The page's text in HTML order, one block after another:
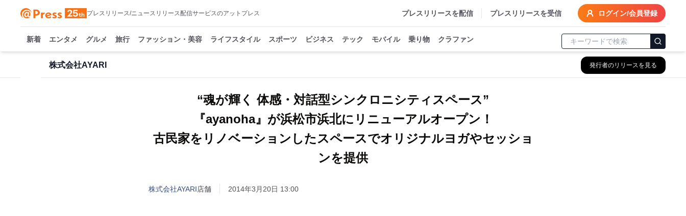
プレスリリース/ニュースリリース配信サービスのアットプレス プレスリリースを配信 プレスリリースを受信 ログイン/会員登録
新着 エンタメ グルメ 旅行 ファッション・美容 ライフスタイル スポーツ ビジネス テック モバイル 乗り物 クラファン
株式会社AYARI 発行者のリリースを見る
“魂が輝く 体感・対話型シンクロニシティスペース”
『ayanoha』が浜松市浜北にリニューアルオープン！
古民家をリノベーションしたスペースでオリジナルヨガやセッショ
ンを提供
株式会社AYARI店舗 2014年3月20日 13:00